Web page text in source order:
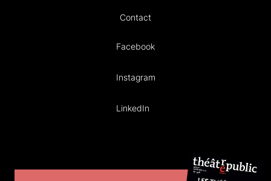
Contact
Facebook
Instagram
LinkedIn